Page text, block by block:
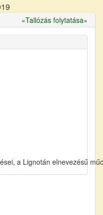
«Tallózás folytatása»
a Lignotán elnevezésű